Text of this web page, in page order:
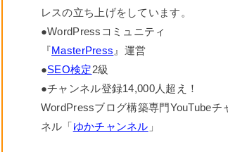
レスの立ち上げをしています。
●WordPressコミュニティ
『MasterPress 』運営
●SEO検定2級
●チャンネル登録14,000人超え！
WordPressブログ構築専門YouTubeチ
ネル「 ゆかチャンネル 」